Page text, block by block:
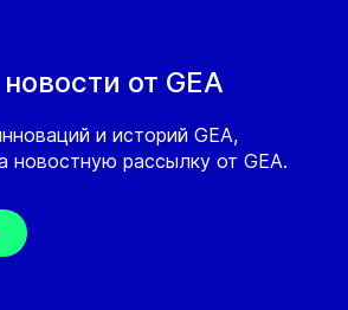
от GEA
и историй GEA,
новостную рассылку от GEA.